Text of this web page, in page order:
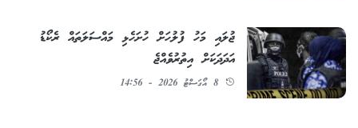
ޖުލައި މަހު ފުލުހަށް ހުށަހެޅި މައްސަލަތައް ރެކޯޑު
އަދަދަކަށް އިތުރުވެއްޖެ
8 އޯގަސްޓު 2026 - 14:56